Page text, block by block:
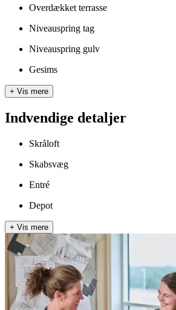
Overdækket terrasse
Niveauspring tag
Niveauspring gulv
Gesims
+ Vis mere
Indvendige detaljer
Skråloft
Skabsvæg
Entré
Depot
+ Vis mere